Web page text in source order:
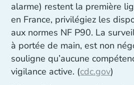
alarme) restent la première
en France, privilégiez les
aux normes NF P90. La
à portée de main, est non
souligne qu’aucune
vigilance active. (cdc.gov)